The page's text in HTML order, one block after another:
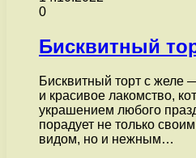
0
Бисквитный
Бисквитный торт с желе
и красивое лакомство,
украшением любого
порадует не только
видом, но и нежным…